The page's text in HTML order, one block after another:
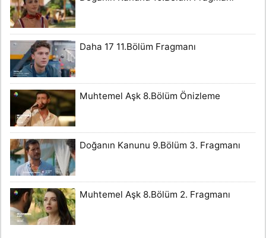
Daha 17 11.Bölüm Fragmanı
Muhtemel Aşk 8.Bölüm Önizleme
Doğanın Kanunu 9.Bölüm 3. Fragmanı
Muhtemel Aşk 8.Bölüm 2. Fragmanı